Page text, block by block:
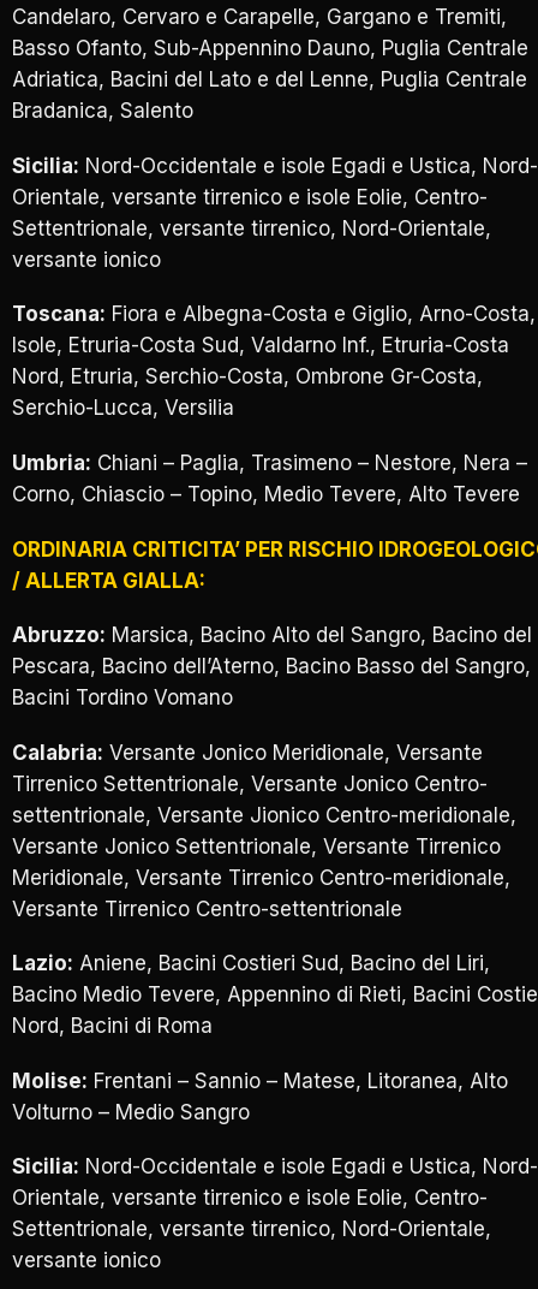
Candelaro, Cervaro e Carapelle, Gargano e Tremiti,
Basso Ofanto, Sub-Appennino Dauno, Puglia Centrale
Adriatica, Bacini del Lato e del Lenne, Puglia Centrale
Bradanica, Salento
Sicilia: Nord-Occidentale e isole Egadi e Ustica, Nord-
Orientale, versante tirrenico e isole Eolie, Centro-
Settentrionale, versante tirrenico, Nord-Orientale,
versante ionico
Toscana: Fiora e Albegna-Costa e Giglio, Arno-Costa,
Isole, Etruria-Costa Sud, Valdarno Inf., Etruria-Costa
Nord, Etruria, Serchio-Costa, Ombrone Gr-Costa,
Serchio-Lucca, Versilia
Umbria: Chiani – Paglia, Trasimeno – Nestore, Nera –
Corno, Chiascio – Topino, Medio Tevere, Alto Tevere
ORDINARIA CRITICITA’ PER RISCHIO
/ ALLERTA GIALLA:
Abruzzo: Marsica, Bacino Alto del Sangro, Bacino del
Pescara, Bacino dell’Aterno, Bacino Basso del Sangro,
Bacini Tordino Vomano
Calabria: Versante Jonico Meridionale, Versante
Tirrenico Settentrionale, Versante Jonico Centro-
settentrionale, Versante Jionico Centro-meridionale,
Versante Jonico Settentrionale, Versante Tirrenico
Meridionale, Versante Tirrenico Centro-meridionale,
Versante Tirrenico Centro-settentrionale
Lazio: Aniene, Bacini Costieri Sud, Bacino del Liri,
Bacino Medio Tevere, Appennino di Rieti, Bacini
Nord, Bacini di Roma
Molise: Frentani – Sannio – Matese, Litoranea, Alto
Volturno – Medio Sangro
Sicilia: Nord-Occidentale e isole Egadi e Ustica, Nord-
Orientale, versante tirrenico e isole Eolie, Centro-
Settentrionale, versante tirrenico, Nord-Orientale,
versante ionico